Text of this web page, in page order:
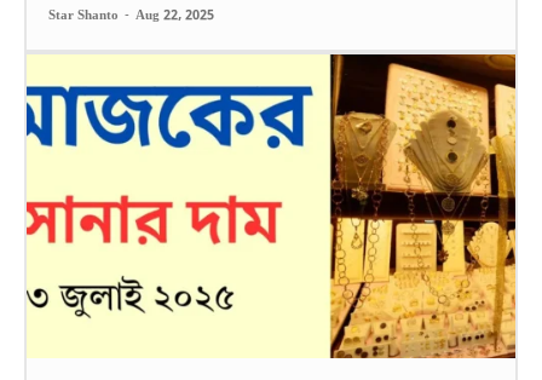
Star Shanto - Aug 22, 2025